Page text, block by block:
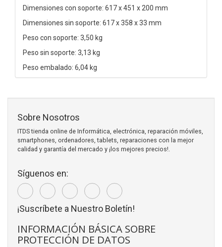
Dimensiones con soporte: 617 x 451 x 200 mm
Dimensiones sin soporte: 617 x 358 x 33 mm
Peso con soporte: 3,50 kg
Peso sin soporte: 3,13 kg
Peso embalado: 6,04 kg
Sobre Nosotros
ITDS tienda online de Informática, electrónica, reparación móviles,
smartphones, ordenadores, tablets, reparaciones con la mejor
calidad y garantía del mercado y ¡los mejores precios!.
Síguenos en:
¡Suscríbete a Nuestro Boletín!
INFORMACIÓN BÁSICA SOBRE
PROTECCIÓN DE DATOS